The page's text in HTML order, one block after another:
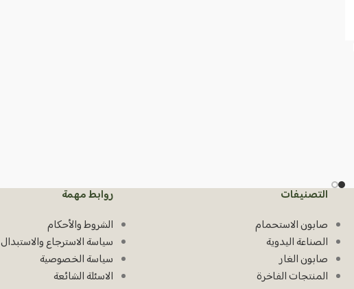
التصنيفات
صابون الاستحمام
الصناعة اليدوية
صابون الغار
المنتجات الفاخرة
روابط مهمة
الشروط والأحكام
سياسة الاسترجاع والاستبدال
سياسة الخصوصية
الاسئلة الشائعة